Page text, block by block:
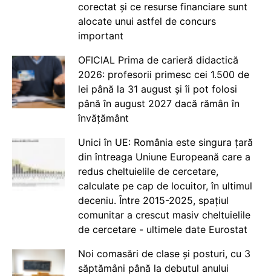
corectat și ce resurse financiare sunt
alocate unui astfel de concurs
important
OFICIAL Prima de carieră didactică
2026: profesorii primesc cei 1.500 de
lei până la 31 august și îi pot folosi
până în august 2027 dacă rămân în
învățământ
Unici în UE: România este singura țară
din întreaga Uniune Europeană care a
redus cheltuielile de cercetare,
calculate pe cap de locuitor, în ultimul
deceniu. Între 2015-2025, spațiul
comunitar a crescut masiv cheltuielile
de cercetare - ultimele date Eurostat
Noi comasări de clase și posturi, cu 3
săptămâni până la debutul anului